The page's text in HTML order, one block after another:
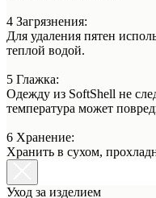
4 Загрязнения:
Для удаления пятен
теплой водой.
5 Глажка:
Одежду из SoftShell не
температура может
6 Хранение:
Хранить в сухом,
Уход за изделием